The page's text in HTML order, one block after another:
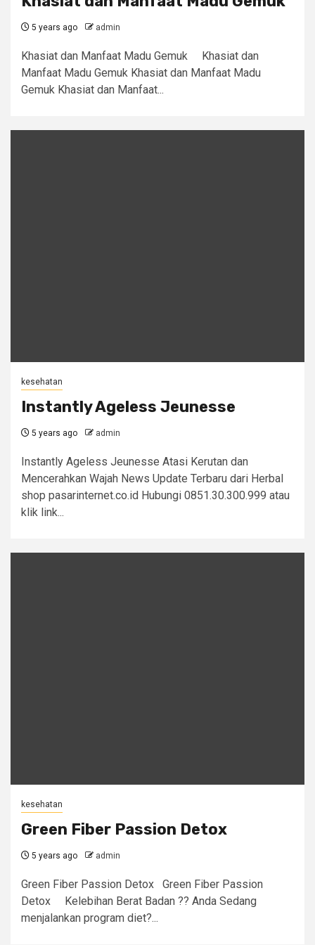
5 years ago admin
Khasiat dan Manfaat Madu Gemuk Khasiat dan
Manfaat Madu Gemuk Khasiat dan Manfaat Madu
Gemuk Khasiat dan Manfaat...
kesehatan
Instantly Ageless Jeunesse
5 years ago admin
Instantly Ageless Jeunesse Atasi Kerutan dan
Mencerahkan Wajah News Update Terbaru dari Herbal
shop pasarinternet.co.id Hubungi 0851.30.300.999 atau
klik link...
kesehatan
Green Fiber Passion Detox
5 years ago admin
Green Fiber Passion Detox Green Fiber Passion
Detox Kelebihan Berat Badan ?? Anda Sedang
menjalankan program diet?...